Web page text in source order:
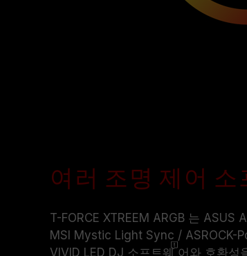
여러 조명 제어
T-FORCE XTREEM ARGB 는
MSI Mystic Light Sync / ASROCK-
VIVID LED DJ 소프트웨어와 호환성